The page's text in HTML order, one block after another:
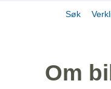
Søk
Om